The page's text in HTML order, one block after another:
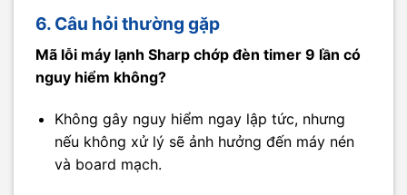
6. Câu hỏi thường gặp
Mã lỗi máy lạnh Sharp chớp đèn timer 9 lần có
nguy hiểm không?
Không gây nguy hiểm ngay lập tức, nhưng
nếu không xử lý sẽ ảnh hưởng đến máy nén
và board mạch.